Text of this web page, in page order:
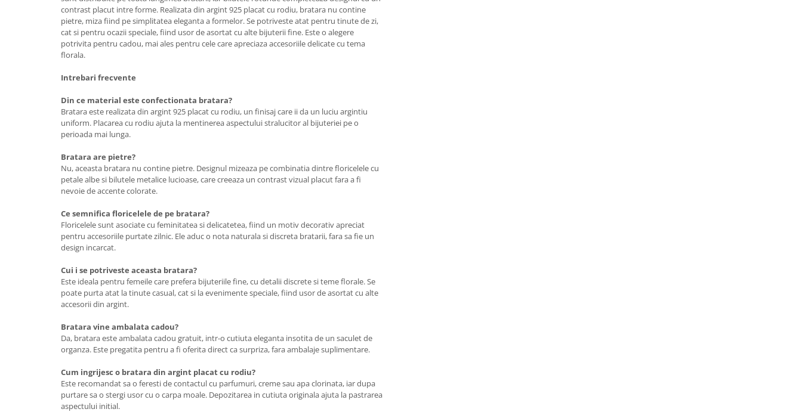
contrast placut intre forme. Realizata din argint 925 placat cu rodiu, bratara nu contine
pietre, miza fiind pe simplitatea eleganta a formelor. Se potriveste atat pentru tinute de zi,
cat si pentru ocazii speciale, fiind usor de asortat cu alte bijuterii fine. Este o alegere
potrivita pentru cadou, mai ales pentru cele care apreciaza accesoriile delicate cu tema
florala.
Intrebari frecvente
Din ce material este confectionata bratara?
Bratara este realizata din argint 925 placat cu rodiu, un finisaj care ii da un luciu argintiu
uniform. Placarea cu rodiu ajuta la mentinerea aspectului stralucitor al bijuteriei pe o
perioada mai lunga.
Bratara are pietre?
Nu, aceasta bratara nu contine pietre. Designul mizeaza pe combinatia dintre floricelele cu
petale albe si bilutele metalice lucioase, care creeaza un contrast vizual placut fara a fi
nevoie de accente colorate.
Ce semnifica floricelele de pe bratara?
Floricelele sunt asociate cu feminitatea si delicatetea, fiind un motiv decorativ apreciat
pentru accesoriile purtate zilnic. Ele aduc o nota naturala si discreta bratarii, fara sa fie un
design incarcat.
Cui i se potriveste aceasta bratara?
Este ideala pentru femeile care prefera bijuteriile fine, cu detalii discrete si teme florale. Se
poate purta atat la tinute casual, cat si la evenimente speciale, fiind usor de asortat cu alte
accesorii din argint.
Bratara vine ambalata cadou?
Da, bratara este ambalata cadou gratuit, intr-o cutiuta eleganta insotita de un saculet de
organza. Este pregatita pentru a fi oferita direct ca surpriza, fara ambalaje suplimentare.
Cum ingrijesc o bratara din argint placat cu rodiu?
Este recomandat sa o feresti de contactul cu parfumuri, creme sau apa clorinata, iar dupa
purtare sa o stergi usor cu o carpa moale. Depozitarea in cutiuta originala ajuta la pastrarea
aspectului initial.